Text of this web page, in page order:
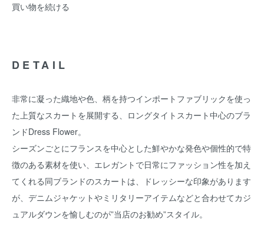
買い物を続ける
DETAIL
非常に凝った織地や色、柄を持つインポートファブリックを使っ
た上質なスカートを展開する、ロングタイトスカート中心のブラ
ンドDress Flower。
シーズンごとにフランスを中心とした鮮やかな発色や個性的で特
徴のある素材を使い、エレガントで日常にファッション性を加え
てくれる同ブランドのスカートは、ドレッシーな印象があります
が、デニムジャケットやミリタリーアイテムなどと合わせてカジ
ュアルダウンを愉しむのが”当店のお勧め”スタイル。